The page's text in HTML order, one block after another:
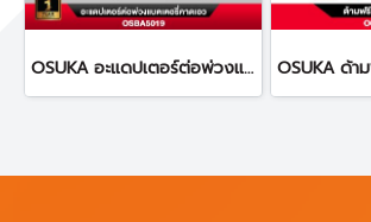
OSUKA อะแดปเตอร์ต่อพ่วงแบตเตอรี่คาดเอว ยาว 1.2 เมตร OSBA5019